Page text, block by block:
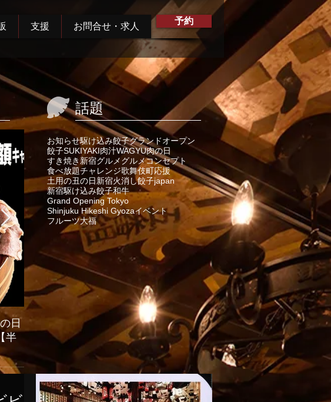
支援 お問合せ・求人
予約
日
半
でスタ
2026年6月1日グランドリニューアル
オープン！
新宿駆け込み餃子は、2026年6月1日より『新宿火消し
餃子（Shinjuku Hikeshi Gyoza）』へと屋号を一新し、
い、店舗改装工事のため5月25日（月）〜5月31日
（日）の期間を臨時休業とさせていただきます。新しく
11周年の感謝を込めて駆
ります❗️
おかげさまで11周年。歌舞伎町の夜を
灯火」として、私たちが信じる世界一
けてまいります。これまでの歩みと、こ
込めた大切なお知らせです。
話題
お知らせ駆け込み餃子グランドオープン
餃子SUKIYAKI肉汁WAGYU肉の日
すき焼き新宿グルメグルメコンセプト
食べ放題チャレンジ歌舞伎町応援
土用の丑の日新宿火消し餃子japan
新宿駆け込み餃子和牛
Grand Opening Tokyo
Shinjuku Hikeshi Gyozaイベント
フルーツ大福